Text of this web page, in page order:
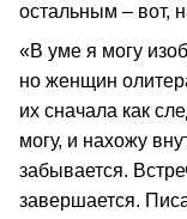
остальным – вот,
«В уме я могу
но женщин
их сначала как
могу, и нахожу
забывается.
завершается.